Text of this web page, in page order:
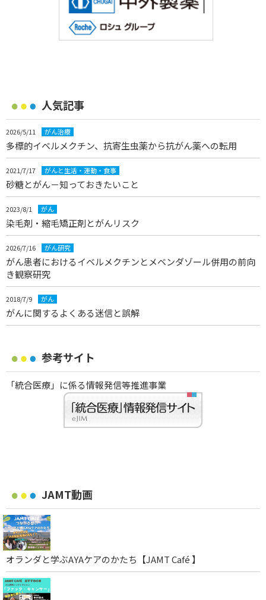
人気記事
2026/5/11 がん治療
多標的イベルメクチン、抗寄生虫薬から抗がん薬への転用
2021/7/17 がんと生活・運動・食事
砂糖とがん－知っておきたいこと
2023/8/1 がん
染毛剤・縮毛矯正剤とがんリスク
2026/7/16 がん研究
がん患者におけるイベルメクチンとメベンダゾール併用の前向
き観察研究
2018/7/9 がん
がんに関するよくある迷信と誤解
参考サイト
「統合医療」に係る情報発信等推進事業
JAMT動画
オランダと学ぶAYAケアのかたち【JAMT Café 】